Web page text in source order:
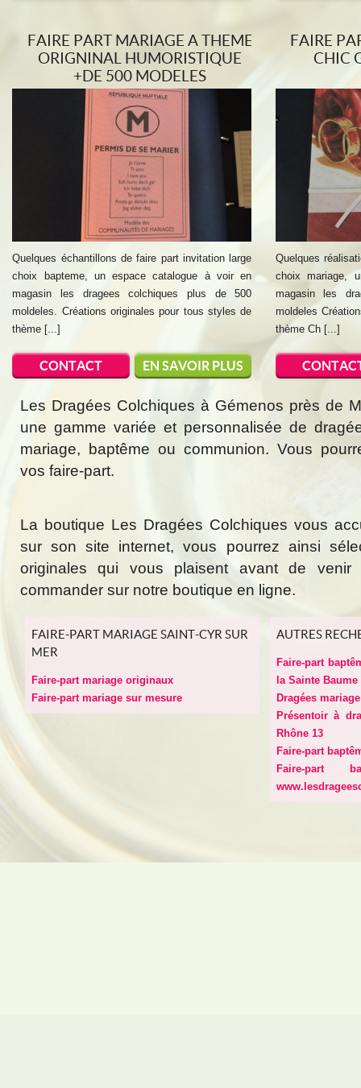
FAIRE PART MARIAGE A THEME
ORIGNINAL HUMORISTIQUE
+DE 500 MODELES
Quelques échantillons de faire part invitation large
choix bapteme, un espace catalogue à voir en
magasin les dragees colchiques plus de 500
moldeles. Créations originales pour tous styles de
thème [...]
CONTACT EN SAVOIR PLUS
FAIRE
CHIC
Quelques
choix mariage,
magasin les
moldeles
thème Ch [...]
Les Dragées Colchiques à Gémenos près de
une gamme variée et personnalisée de
mariage, baptême ou communion. Vous
vos faire-part.
La boutique Les Dragées Colchiques vous
sur son site internet, vous pourrez ainsi
originales qui vous plaisent avant de
commander sur notre boutique en ligne.
FAIRE-PART MARIAGE SAINT-CYR SUR
MER
Faire-part mariage originaux
Faire-part mariage sur mesure
AUTRES
Faire-part
la Sainte Baume
Dragées
Présentoir à
Rhône 13
Faire-part
Faire-part